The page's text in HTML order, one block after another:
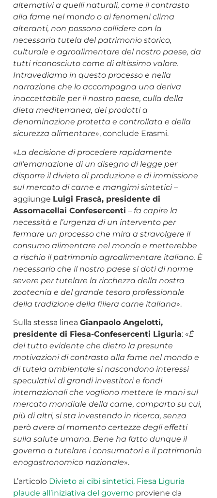
alternativi a quelli naturali, come il contrasto
alla fame nel mondo o ai fenomeni clima
alteranti, non possono collidere con la
necessaria tutela del patrimonio storico,
culturale e agroalimentare del nostro paese, da
tutti riconosciuto come di altissimo valore.
Intravediamo in questo processo e nella
narrazione che lo accompagna una deriva
inaccettabile per il nostro paese, culla della
dieta mediterranea, dei prodotti a
denominazione protetta e controllata e della
sicurezza alimentare», conclude Erasmi.
«La decisione di procedere rapidamente
all’emanazione di un disegno di legge per
disporre il divieto di produzione e di immissione
sul mercato di carne e mangimi sintetici–
aggiunge Luigi Frascà, presidente di
Assomacellai Confesercenti – fa capire la
necessità e l’urgenza di un intervento per
fermare un processo che mira a stravolgere il
consumo alimentare nel mondo e metterebbe
a rischio il patrimonio agroalimentare italiano. È
necessario che il nostro paese si doti di norme
severe per tutelare la ricchezza della nostra
zootecnia e del grande tesoro professionale
della tradizione della filiera carne italiana».
Sulla stessa linea Gianpaolo Angelotti,
presidente di Fiesa-Confesercenti Liguria: «È
del tutto evidente che dietro la presunte
motivazioni di contrasto alla fame nel mondo e
di tutela ambientale si nascondono interessi
speculativi di grandi investitori e fondi
internazionali che vogliono mettere le mani sul
mercato mondiale della carne, comparto su cui,
più di altri, si sta investendo in ricerca, senza
però avere al momento certezze degli effetti
sulla salute umana. Bene ha fatto dunque il
governo a tutelare i consumatori e il patrimonio
enogastronomico nazionale».
L’articolo Divieto ai cibi sintetici, Fiesa Liguria
plaude all’iniziativa del governoproviene da